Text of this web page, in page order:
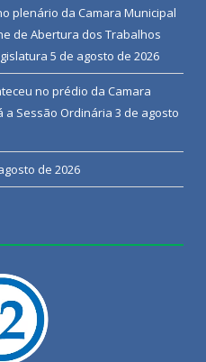
plenário da Camara Municipal
de Abertura dos Trabalhos
5 de agosto de 2026
no prédio da Camara
a Sessão Ordinária 3 de agosto
de 2026